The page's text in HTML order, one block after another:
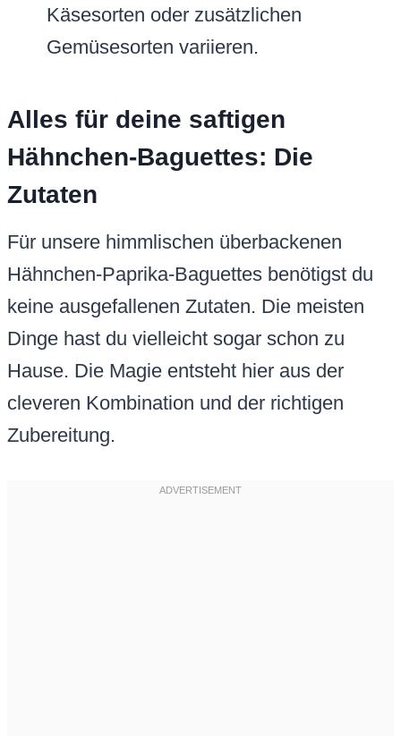
Käsesorten oder zusätzlichen
Gemüsesorten variieren.
Alles für deine saftigen
Hähnchen-Baguettes: Die
Zutaten
Für unsere himmlischen überbackenen
Hähnchen-Paprika-Baguettes benötigst du
keine ausgefallenen Zutaten. Die meisten
Dinge hast du vielleicht sogar schon zu
Hause. Die Magie entsteht hier aus der
cleveren Kombination und der richtigen
Zubereitung.